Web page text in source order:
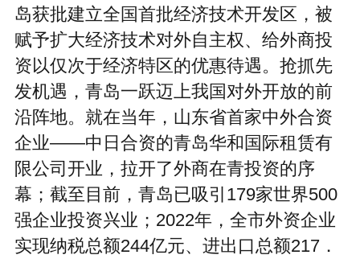
岛获批建立全国首批经济技术开发区，被
赋予扩大经济技术对外自主权、给外商投
资以仅次于经济特区的优惠待遇。抢抓先
发机遇，青岛一跃迈上我国对外开放的前
沿阵地。就在当年，山东省首家中外合资
企业——中日合资的青岛华和国际租赁有
限公司开业，拉开了外商在青投资的序
幕；截至目前，青岛已吸引179家世界500
强企业投资兴业；2022年，全市外资企业
实现纳税总额244亿元、进出口总额217．